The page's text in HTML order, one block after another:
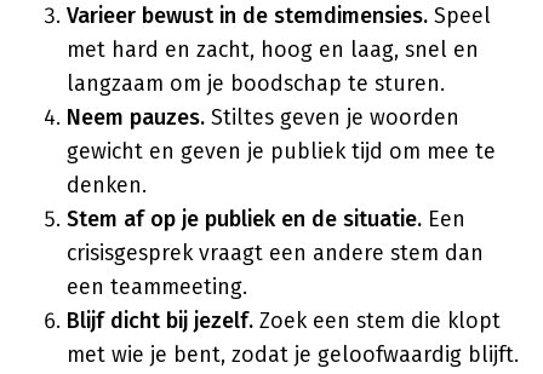
Varieer bewust in de stemdimensies. Speel
met hard en zacht, hoog en laag, snel en
langzaam om je boodschap te sturen.
Neem pauzes. Stiltes geven je woorden
gewicht en geven je publiek tijd om mee te
denken.
Stem af op je publiek en de situatie. Een
crisisgesprek vraagt een andere stem dan
een teammeeting.
Blijf dicht bij jezelf. Zoek een stem die klopt
met wie je bent, zodat je geloofwaardig blijft.